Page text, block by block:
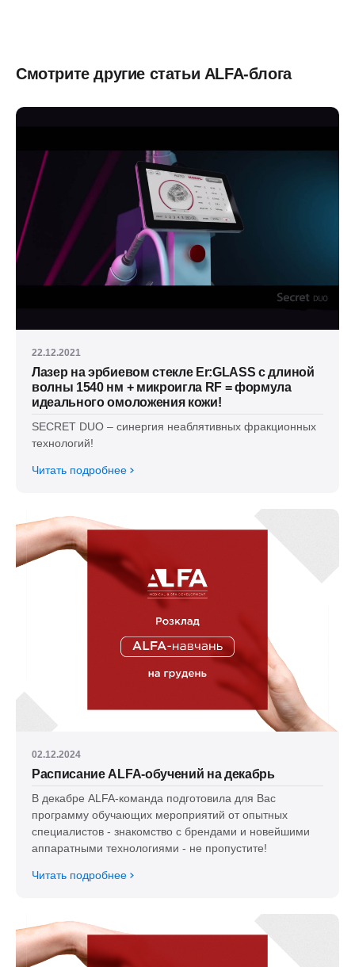
Смотрите другие статьи ALFA-блога
22.12.2021
Лазер на эрбиевом стекле Er:GLASS с длиной
волны 1540 нм + микроигла RF = формула
идеального омоложения кожи!
SECRET DUO – синергия неаблятивных фракционных
технологий!
Читать подробнее
02.12.2024
Расписание ALFA-обучений на декабрь
В декабре ALFA-команда подготовила для Вас
программу обучающих мероприятий от опытных
специалистов - знакомство с брендами и новейшими
аппаратными технологиями - не пропустите!
Читать подробнее